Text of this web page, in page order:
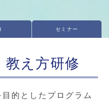
セミナー
教え方研修
的としたプログラム